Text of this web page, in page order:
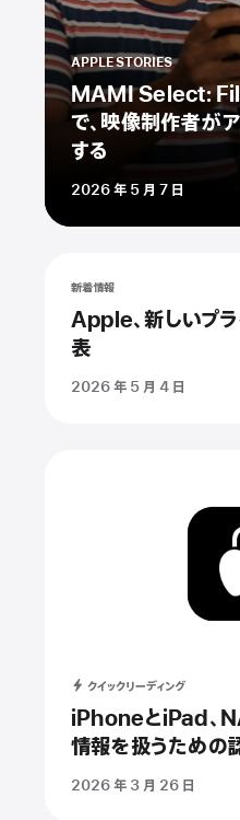
APPLE STORIES
MAMI Select:
で、映像制作者が
する
2026 年 5 月 7 日
新着情報
Apple、新しいプラ
表
2026 年 5 月 4 日
クイックリーディング
iPhoneとiPad、
情報を扱うための
2026 年 3 月 26 日